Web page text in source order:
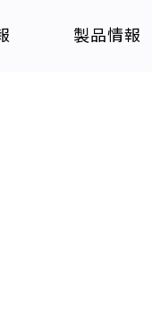
製品情報